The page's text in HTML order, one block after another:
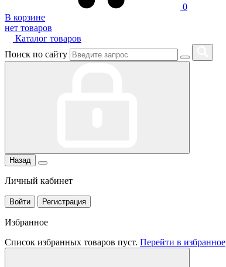
0
В корзине
нет товаров
Каталог товаров
Поиск по сайту
Назад
Личный кабинет
Войти Регистрация
Избранное
Список избранных товаров пуст. Перейти в избранное